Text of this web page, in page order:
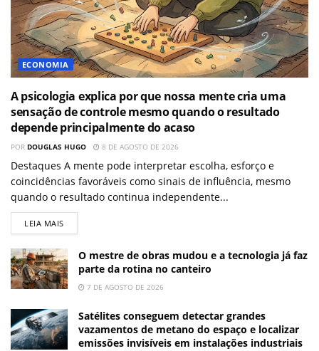
ECONOMIA
A psicologia explica por que nossa mente cria uma
sensação de controle mesmo quando o resultado
depende principalmente do acaso
POR DOUGLAS HUGO 8 DE AGOSTO DE 2026
Destaques A mente pode interpretar escolha, esforço e
coincidências favoráveis como sinais de influência, mesmo
quando o resultado continua independente...
LEIA MAIS
O mestre de obras mudou e a tecnologia já faz
parte da rotina no canteiro
7 DE AGOSTO DE 2026
Satélites conseguem detectar grandes
vazamentos de metano do espaço e localizar
emissões invisíveis em instalações industriais